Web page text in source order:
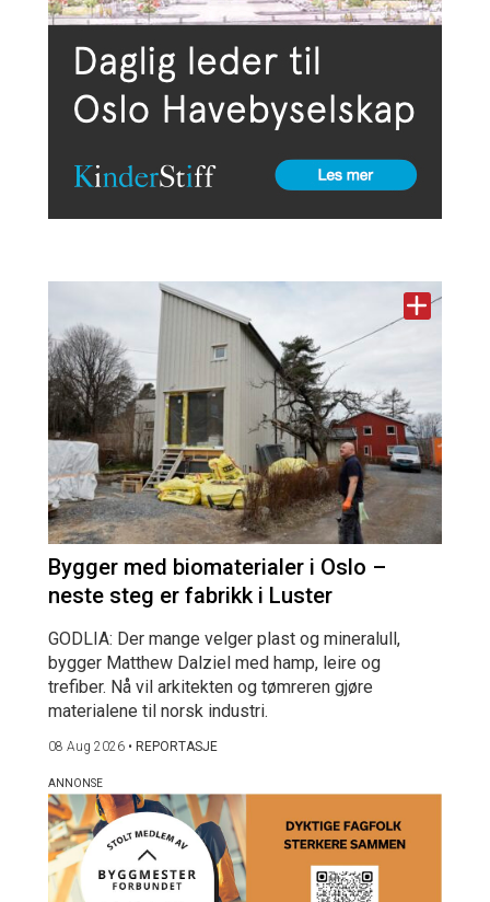
Bygger med biomaterialer i Oslo –
neste steg er fabrikk i Luster
GODLIA: Der mange velger plast og mineralull,
bygger Matthew Dalziel med hamp, leire og
trefiber. Nå vil arkitekten og tømreren gjøre
materialene til norsk industri.
08 Aug 2026 • REPORTASJE